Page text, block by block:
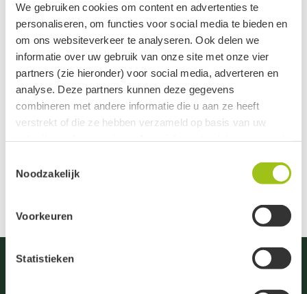
We gebruiken cookies om content en advertenties te
personaliseren, om functies voor social media te bieden en
om ons websiteverkeer te analyseren. Ook delen we
informatie over uw gebruik van onze site met onze vier
partners (zie hieronder) voor social media, adverteren en
analyse. Deze partners kunnen deze gegevens
combineren met andere informatie die u aan ze heeft
verstrekt of die ze hebben verzameld op basis van uw
Clerk
Je kunt jouw toestemming ten alle tijden intrekken via de
Noodzakelijk
Voorkeuren
Statistieken
Gerelateerde categorieën
Aroma Branders
Automatische geurverspreiders
Diffuser sets
Diffusers